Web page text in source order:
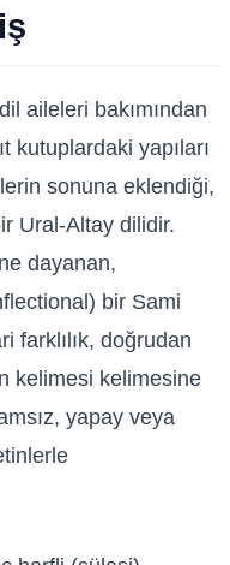
aileleri bakımından
kutuplardaki yapıları
sonuna eklendiği,
Ural-Altay dilidir.
dayanan,
bir Sami
farklılık, doğrudan
kelimesi kelimesine
yapay veya